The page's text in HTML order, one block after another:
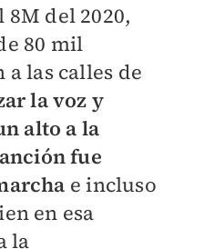
del 2020,
80 mil
las calles de
la voz y
alto a la
fue
e incluso
en esa
la